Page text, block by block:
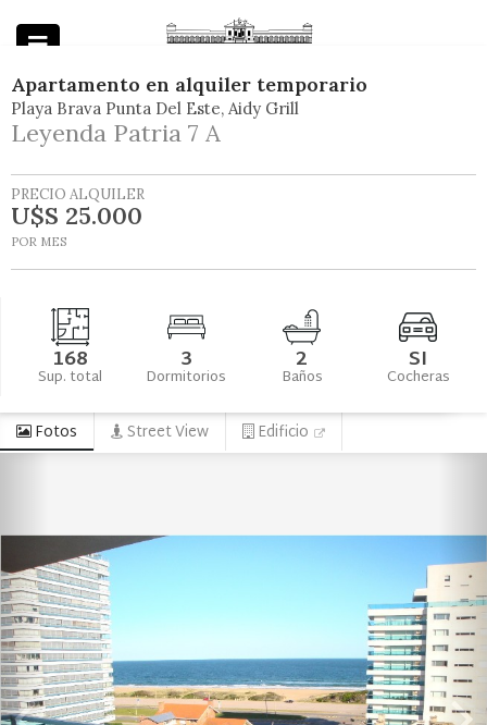
Apartamento en alquiler temporario
Playa Brava Punta Del Este Aidy Grill
Leyenda Patria 7 A
PRECIO ALQUILER
U$S 25.000
POR MES
168
Sup. total 3
Dormitorios 2
Baños SI
Cocheras
Fotos Street View Edificio